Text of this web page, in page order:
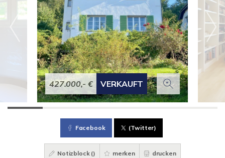
427.000,- € VERKAUFT
Facebook (Twitter)
Notizblock () merken drucken